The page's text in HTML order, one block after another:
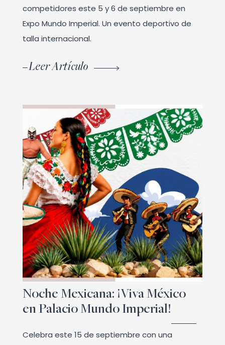
competidores este 5 y 6 de septiembre en
Expo Mundo Imperial. Un evento deportivo de
talla internacional.
Leer Artículo
Noche Mexicana: ¡Viva México
en Palacio Mundo Imperial!
Celebra este 15 de septiembre con una